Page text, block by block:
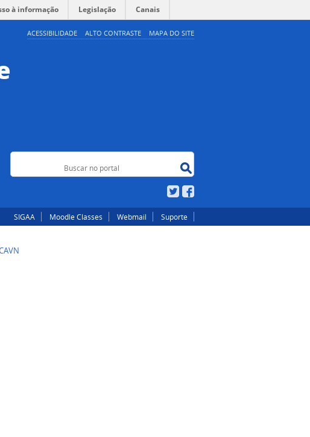
ACESSIBILIDADE ALTO CONTRASTE MAPA DO SITE
à informação Legislação Canais
Twitter
SIGAA Moodle Classes Webmail Suporte